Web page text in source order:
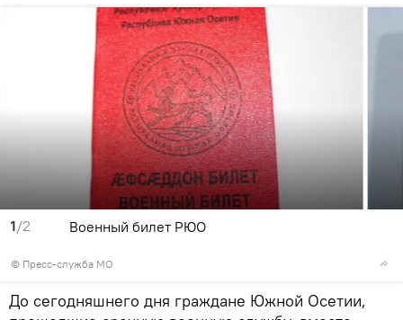
1/2
© Пресс-служба МО
Военный билет РЮО
До сегодняшнего дня граждане Южной Осетии,